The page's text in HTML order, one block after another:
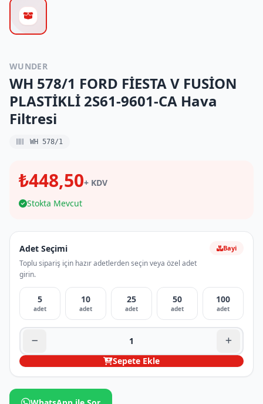
WUNDER
WH 578/1 FORD FİESTA V FUSİON
PLASTİKLİ 2S61-9601-CA Hava
Filtresi
WH 578/1
₺448,50+ KDV
Stokta Mevcut
Adet Seçimi
Toplu sipariş için hazır adetlerden seçin veya özel adet
girin.
Bayi
5
adet
10
adet
25
adet
50
adet
100
adet
Sepete Ekle